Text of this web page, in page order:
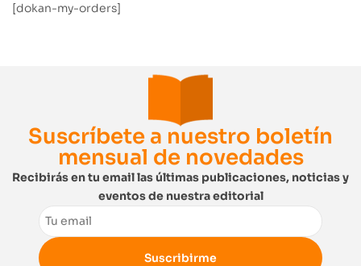
[dokan-my-orders]
Suscríbete a nuestro boletín
mensual de novedades
Recibirás en tu email las últimas publicaciones, noticias y
eventos de nuestra editorial
Email